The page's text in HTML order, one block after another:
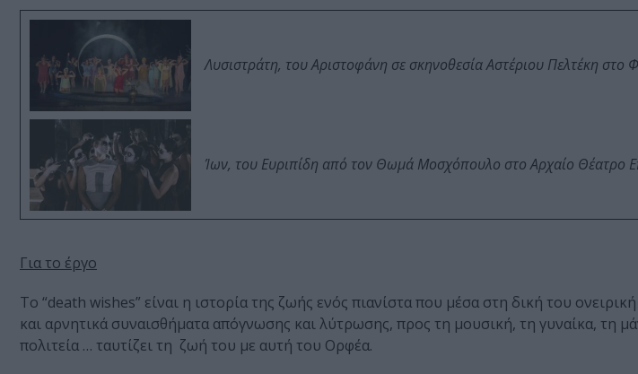
Λυσιστράτη, του Αριστοφάνη σε σκηνοθεσία Αστέριου Πελτέκη
Ίων, του Ευριπίδη από τον Θωμά Μοσχόπουλο στο Αρχαίο Θέατρο
Για το έργο
Το “death wishes” είναι η ιστορία της ζωής ενός πιανίστα που μέσα στη δική του
και αρνητικά συναισθήματα απόγνωσης και λύτρωσης, προς τη μουσική, τη γυναίκα, τη
πολιτεία … ταυτίζει τη ζωή του με αυτή του Ορφέα.